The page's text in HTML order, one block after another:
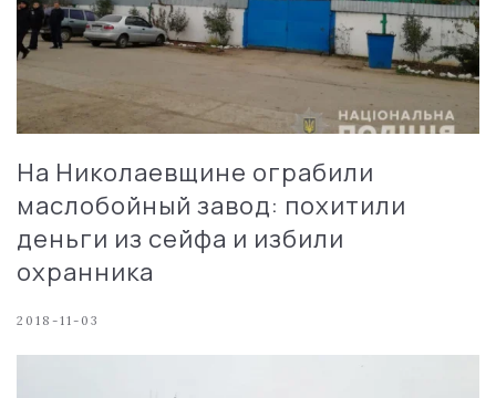
На Николаевщине ограбили
маслобойный завод: похитили
деньги из сейфа и избили
охранника
2018-11-03